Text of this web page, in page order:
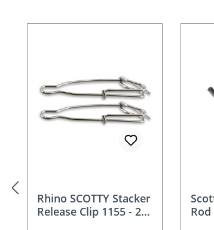
Rhino SCOTTY Stacker
Release Clip 1155 - 2